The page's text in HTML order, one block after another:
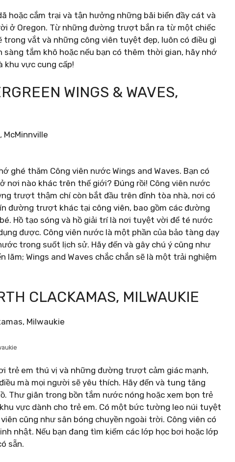
hoặc cắm trại và tận hưởng những bãi biển đầy cát và
ở Oregon. Từ những đường trượt bắn ra từ một chiếc
vắt và những công viên tuyệt đẹp, luôn có điều gì
tắm khô hoặc nếu bạn có thêm thời gian, hãy nhớ
khu vực cung cấp!
WINGS & WAVES,
ghé thăm Công viên nước Wings and Waves. Bạn có
nơi nào khác trên thế giới? Đúng rồi! Công viên nước
trượt thậm chí còn bắt đầu trên đỉnh tòa nhà, nơi có
đường trượt khác tại công viên, bao gồm các đường
Hồ tạo sóng và hồ giải trí là nơi tuyệt vời để té nước
được. Công viên nước là một phần của bảo tàng dạy
trong suốt lịch sử. Hãy đến và gây chú ý cũng như
Wings and Waves chắc chắn sẽ là một trải nghiệm
CLACKAMAS, MILWAUKIE
trẻ em thú vị và những đường trượt cảm giác mạnh,
mà mọi người sẽ yêu thích. Hãy đến và tung tăng
Thư giãn trong bồn tắm nước nóng hoặc xem bọn trẻ
vực dành cho trẻ em. Có một bức tường leo núi tuyệt
cũng như sân bóng chuyền ngoài trời. Công viên có
nhật. Nếu bạn đang tìm kiếm các lớp học bơi hoặc lớp
sẵn.